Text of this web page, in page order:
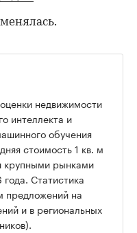
недвижимости
интеллекта и
обучения
стоимость 1 кв. м
крупными рынками
Статистика
предложений на
и в региональных